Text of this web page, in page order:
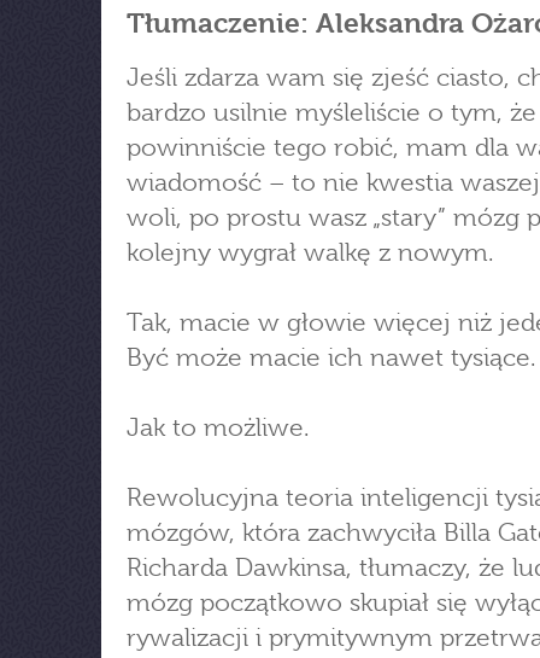
Tłumaczenie: Aleksandra
Jeśli zdarza wam się zjeść ciasto,
bardzo usilnie myśleliście o tym,
powinniście tego robić, mam dla
wiadomość – to nie kwestia waszej
woli, po prostu wasz „stary” mózg
kolejny wygrał walkę z nowym.
Tak, macie w głowie więcej niż
Być może macie ich nawet tysiące.
Jak to możliwe.
Rewolucyjna teoria inteligencji
mózgów, która zachwyciła Billa
Richarda Dawkinsa, tłumaczy, że
mózg początkowo skupiał się
rywalizacji i prymitywnym